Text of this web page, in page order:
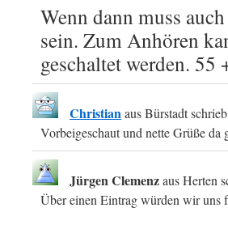
Wenn dann muss
sein. Zum Anhören
geschaltet werden. 55
ChristianausBürstadt
Vorbeigeschaut und nette Grüße da
Jürgen ClemenzausHerten
Über einen Eintrag würden wir uns